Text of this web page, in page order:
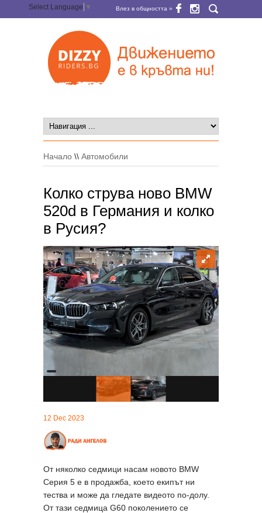
Select Language ▼ Влез в общността »
Начало \\ Автомобили
Колко струва ново BMW
520d в Германия и колко
в Русия?
12 Dec 2023
От няколко седмици насам новото BMW
Серия 5 е в продажба, което екипът ни
тества и може да гледате видеото по-долу.
От тази седмица G60 поколението се